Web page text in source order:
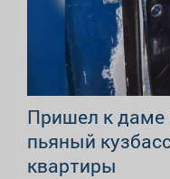
Пришел к даме
пьяный
квартиры